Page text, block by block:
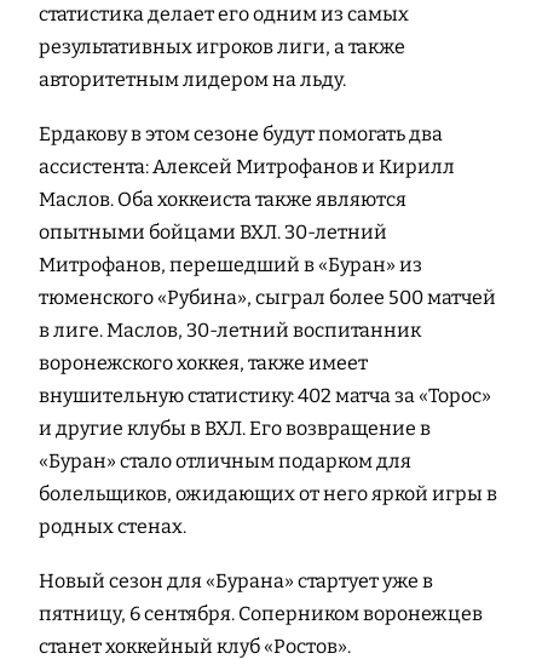
статистика делает его одним из самых
результативных игроков лиги, а также
авторитетным лидером на льду.
Ердакову в этом сезоне будут помогать два
ассистента: Алексей Митрофанов и Кирилл
Маслов. Оба хоккеиста также являются
опытными бойцами ВХЛ. 30-летний
Митрофанов, перешедший в «Буран» из
тюменского «Рубина», сыграл более 500 матчей
в лиге. Маслов, 30-летний воспитанник
воронежского хоккея, также имеет
внушительную статистику: 402 матча за «Торос»
и другие клубы в ВХЛ. Его возвращение в
«Буран» стало отличным подарком для
болельщиков, ожидающих от него яркой игры в
родных стенах.
Новый сезон для «Бурана» стартует уже в
пятницу, 6 сентября. Соперником воронежцев
станет хоккейный клуб «Ростов».